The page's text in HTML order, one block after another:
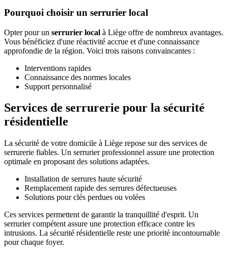
Pourquoi choisir un serrurier local
Opter pour un serrurier local à Liège offre de nombreux avantages.
Vous bénéficiez d'une réactivité accrue et d'une connaissance
approfondie de la région. Voici trois raisons convaincantes :
Interventions rapides
Connaissance des normes locales
Support personnalisé
Services de serrurerie pour la sécurité
résidentielle
La sécurité de votre domicile à Liège repose sur des services de
serrurerie fiables. Un serrurier professionnel assure une protection
optimale en proposant des solutions adaptées.
Installation de serrures haute sécurité
Remplacement rapide des serrures défectueuses
Solutions pour clés perdues ou volées
Ces services permettent de garantir la tranquillité d'esprit. Un
serrurier compétent assure une protection efficace contre les
intrusions. La sécurité résidentielle reste une priorité incontournable
pour chaque foyer.